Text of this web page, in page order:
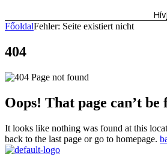
FőoldalFehler: Seite existiert nicht
404
Oops! That page can’t be
It looks like nothing was found at this
back to the last page or go to homepage.